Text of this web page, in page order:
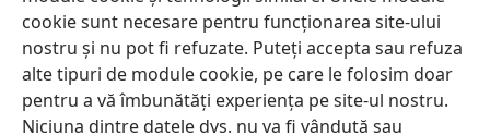
cookie sunt necesare pentru funcționarea site-ului
nostru și nu pot fi refuzate. Puteți accepta sau refuza
alte tipuri de module cookie, pe care le folosim doar
pentru a vă îmbunătăți experiența pe site-ul nostru.
Niciuna dintre datele dvs. nu va fi vândută sau
o
fereastră
JW Hub ®
(se
deschide
o
fereastră
nouă)
JW Library®
Watchtower Library